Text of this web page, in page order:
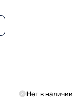
Нет в наличии